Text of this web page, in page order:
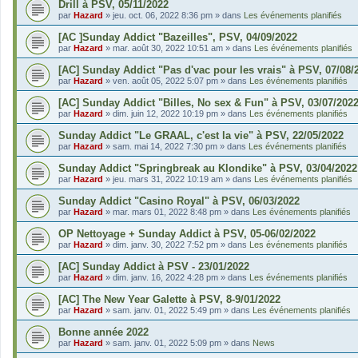
Drill à PSV, 05/11/2022
par Hazard » jeu. oct. 06, 2022 8:36 pm » dans Les événements planifiés
[AC ]Sunday Addict "Bazeilles", PSV, 04/09/2022
par Hazard » mar. août 30, 2022 10:51 am » dans Les événements planifiés
[AC] Sunday Addict "Pas d'vac pour les vrais" à PSV, 07/08/
par Hazard » ven. août 05, 2022 5:07 pm » dans Les événements planifiés
[AC] Sunday Addict "Billes, No sex & Fun" à PSV, 03/07/2022
par Hazard » dim. juin 12, 2022 10:19 pm » dans Les événements planifiés
Sunday Addict "Le GRAAL, c'est la vie" à PSV, 22/05/2022
par Hazard » sam. mai 14, 2022 7:30 pm » dans Les événements planifiés
Sunday Addict "Springbreak au Klondike" à PSV, 03/04/2022
par Hazard » jeu. mars 31, 2022 10:19 am » dans Les événements planifiés
Sunday Addict "Casino Royal" à PSV, 06/03/2022
par Hazard » mar. mars 01, 2022 8:48 pm » dans Les événements planifiés
OP Nettoyage + Sunday Addict à PSV, 05-06/02/2022
par Hazard » dim. janv. 30, 2022 7:52 pm » dans Les événements planifiés
[AC] Sunday Addict à PSV - 23/01/2022
par Hazard » dim. janv. 16, 2022 4:28 pm » dans Les événements planifiés
[AC] The New Year Galette à PSV, 8-9/01/2022
par Hazard » sam. janv. 01, 2022 5:49 pm » dans Les événements planifiés
Bonne année 2022
par Hazard » sam. janv. 01, 2022 5:09 pm » dans News